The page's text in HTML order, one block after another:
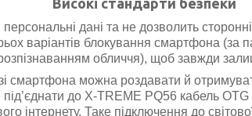
Високі стандарти безпеки
дані та не дозволить
варіантів блокування смартфона
обличчя), щоб завжди
зі смартфона можна роздавати й
до X-TREME PQ56 кабель
інтернету. Таке підключення до